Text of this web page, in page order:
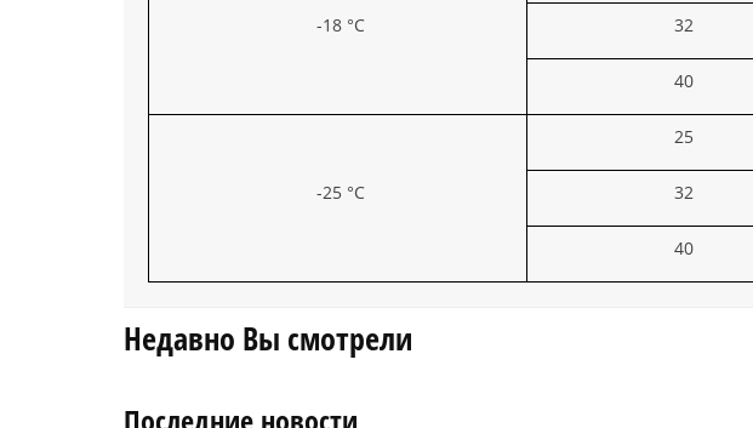
-18 °C 32
40
-25 °C
25
32
40
Недавно Вы смотрели